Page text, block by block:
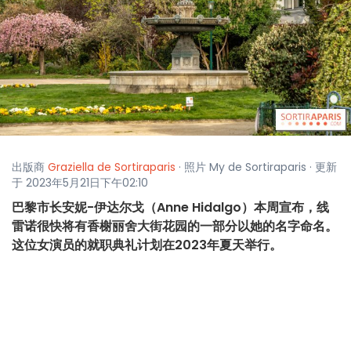
出版商 Graziella de Sortiraparis · 照片 My de Sortiraparis · 更新
于 2023年5月21日下午02:10
巴黎市长安妮-伊达尔戈（Anne Hidalgo）本周宣布，线
雷诺很快将有香榭丽舍大街花园的一部分以她的名字命名。
这位女演员的就职典礼计划在2023年夏天举行。